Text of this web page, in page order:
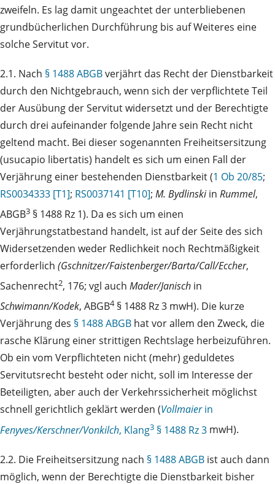
zweifeln. Es lag damit ungeachtet der unterbliebenen
grundbücherlichen Durchführung bis auf Weiteres eine
solche Servitut vor.
2.1. Nach § 1488 ABGBverjährt das Recht der Dienstbarkeit
durch den Nichtgebrauch, wenn sich der verpflichtete Teil
der Ausübung der Servitut widersetzt und der Berechtigte
durch drei aufeinander folgende Jahre sein Recht nicht
geltend macht. Bei dieser sogenannten Freiheitsersitzung
(usucapio libertatis) handelt es sich um einen Fall der
Verjährung einer bestehenden Dienstbarkeit (1 Ob 20/85;
RS0034333 [T1]; RS0037141 [T10]; M. Bydlinskiin Rummel,
ABGB3 § 1488 Rz 1). Da es sich um einen
Verjährungstatbestand handelt, ist auf der Seite des sich
Widersetzenden weder Redlichkeit noch Rechtmäßigkeit
erforderlich (Gschnitzer/Faistenberger/Barta/Call/Eccher,
Sachenrecht2, 176; vgl auch Mader/Janisch in
Schwimann/Kodek, ABGB4§ 1488 Rz 3 mwH). Die kurze
Verjährung des § 1488 ABGB hat vor allem den Zweck, die
rasche Klärung einer strittigen Rechtslage herbeizuführen.
Ob ein vom Verpflichteten nicht (mehr) geduldetes
Servitutsrecht besteht oder nicht, soll im Interesse der
Beteiligten, aber auch der Verkehrssicherheit möglichst
schnell gerichtlich geklärt werden (Vollmaierin
Fenyves/Kerschner/Vonkilch, Klang3 § 1488 Rz 3 mwH).
2.2. Die Freiheitsersitzung nach § 1488 ABGB ist auch dann
möglich, wenn der Berechtigte die Dienstbarkeit bisher